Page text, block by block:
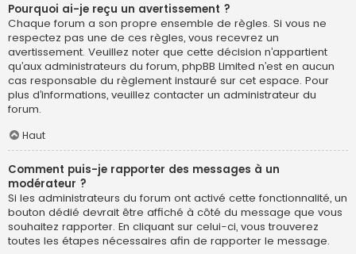
Pourquoi ai-je reçu un avertissement ?
Chaque forum a son propre ensemble de règles. Si vous ne
respectez pas une de ces règles, vous recevrez un
avertissement. Veuillez noter que cette décision n’appartient
qu’aux administrateurs du forum, phpBB Limited n’est en aucun
cas responsable du règlement instauré sur cet espace. Pour
plus d’informations, veuillez contacter un administrateur du
forum.
Haut
Comment puis-je rapporter des messages à un
modérateur ?
Si les administrateurs du forum ont activé cette fonctionnalité, un
bouton dédié devrait être affiché à côté du message que vous
souhaitez rapporter. En cliquant sur celui-ci, vous trouverez
toutes les étapes nécessaires afin de rapporter le message.